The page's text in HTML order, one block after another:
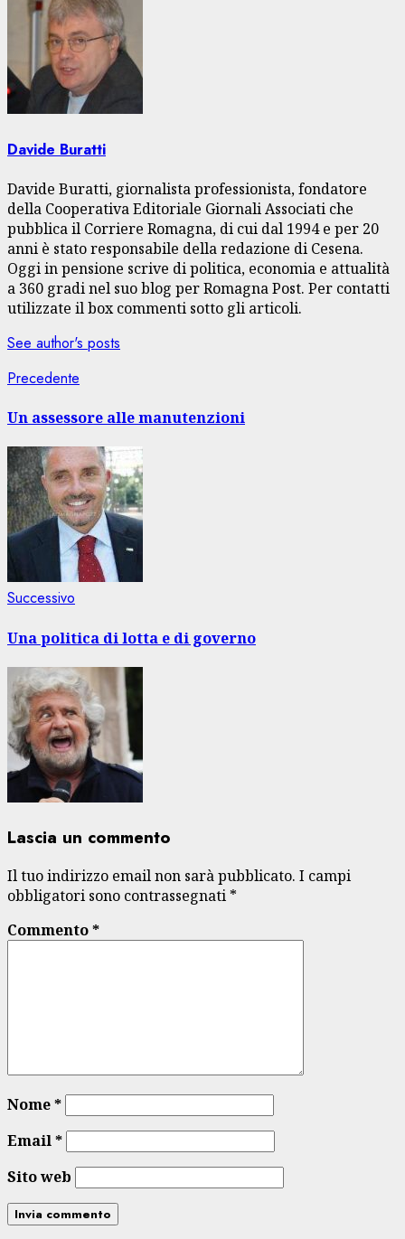
Davide Buratti
Davide Buratti, giornalista professionista, fondatore
della Cooperativa Editoriale Giornali Associati che
pubblica il Corriere Romagna, di cui dal 1994 e per 20
anni è stato responsabile della redazione di Cesena.
Oggi in pensione scrive di politica, economia e attualità
a 360 gradi nel suo blog per Romagna Post. Per contatti
utilizzate il box commenti sotto gli articoli.
See author's posts
Navigazione
articolo
Precedente
Un assessore alle manutenzioni
Successivo
Una politica di lotta e di governo
Lascia un commento
Il tuo indirizzo email non sarà pubblicato. I campi
obbligatori sono contrassegnati *
Commento*
Nome*
Email*
Sito web